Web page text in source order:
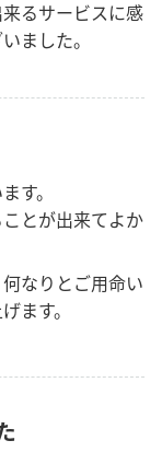
るサービスに感
ました。
す。
とが出来てよか
なりとご用命い
ます。